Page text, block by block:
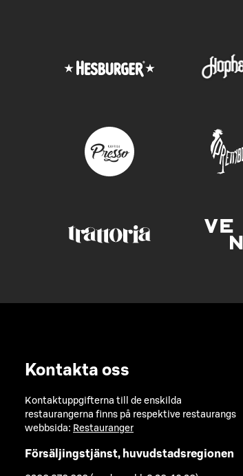
Kontakta oss
Kontaktuppgifterna till de enskilda
restaurangerna finns på respektive restaurangs
webbsida: Restauranger
Försäljingstjänst, huvudstadsregionen